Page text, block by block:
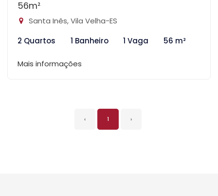
56m²
Santa Inês, Vila Velha-ES
2 Quartos
1 Banheiro 1 Vaga 56 m²
Mais informações
‹ 1 ›